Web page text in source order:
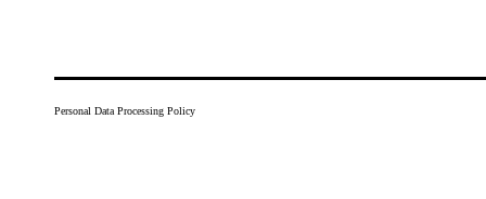
Personal Data Processing Policy